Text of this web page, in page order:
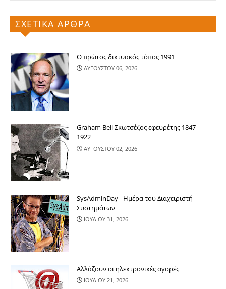
ΣΧΕΤΙΚΑ ΑΡΘΡΑ
Ο πρώτος δικτυακός τόπος 1991
ΑΥΓΟΥΣΤΟΥ 06, 2026
Graham Bell Σκωτσέζος εφευρέτης 1847 –
1922
ΑΥΓΟΥΣΤΟΥ 02, 2026
SysAdminDay - Ημέρα του Διαχειριστή
Συστημάτων
ΙΟΥΛΙΟΥ 31, 2026
Αλλάζουν οι ηλεκτρονικές αγορές
ΙΟΥΛΙΟΥ 21, 2026